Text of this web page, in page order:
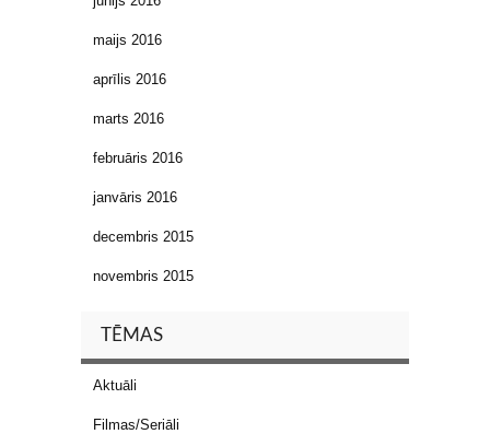
maijs 2016
aprīlis 2016
marts 2016
februāris 2016
janvāris 2016
decembris 2015
novembris 2015
TĒMAS
Aktuāli
Filmas/Seriāli